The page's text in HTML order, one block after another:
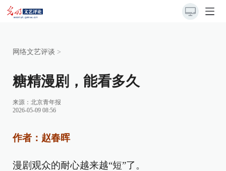
网络文艺评谈 >
糖精漫剧，能看多久
来源： 北京青年报
2026-05-09 08:56
作者：赵春晖
漫剧观众的耐心越来越“短”了。